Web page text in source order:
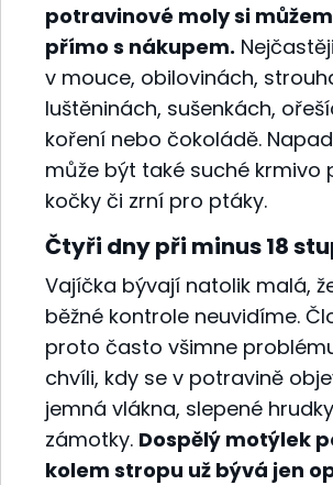
potravinové moly si
přímo s nákupem.
v mouce, obilovinách,
luštěninách, sušenkách,
koření nebo čokoládě.
může být také suché krmivo
kočky či zrní pro ptáky.
Čtyři dny při minus 18
Vajíčka bývají natolik malá,
běžné kontrole neuvidíme.
proto často všimne
chvíli, kdy se v potravině
jemná vlákna, slepené
zámotky. Dospělý motýlek
kolem stropu už bývá jen